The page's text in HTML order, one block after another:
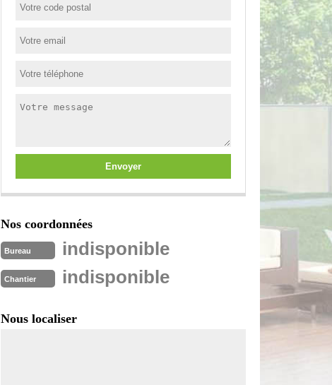
Nos coordonnées
Bureau indisponible
Chantier indisponible
Nous localiser